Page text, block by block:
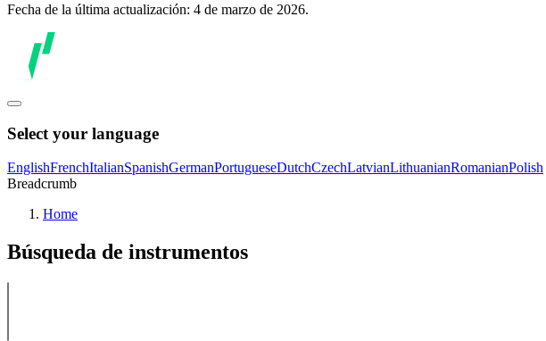
Fecha de la última actualización: 4 de marzo de 2026.
Select your language
EnglishFrenchItalianSpanishGermanPortugueseDutchCzechLatvianLithuanianRomanianPolish
Breadcrumb
Home
Búsqueda de instrumentos